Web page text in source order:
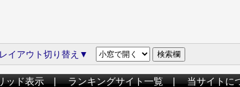
イアウト切り替え▼
ッド表示|ランキングサイト一覧|当サイトに